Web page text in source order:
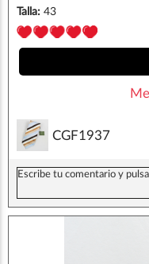
Talla: 43
CGF1937